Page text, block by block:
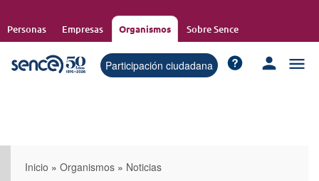
contenido
Personas Empresas Organismos Sobre Sence
Participación ciudadana
Inicio » Organismos » Noticias